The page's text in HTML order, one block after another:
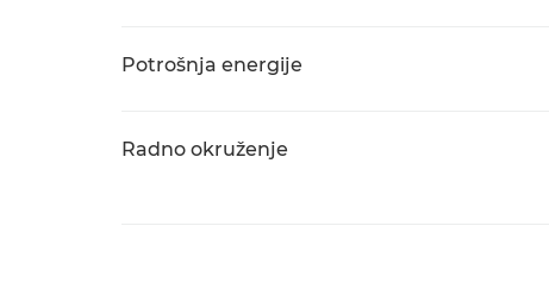
Potrošnja energije
Radno okruženje